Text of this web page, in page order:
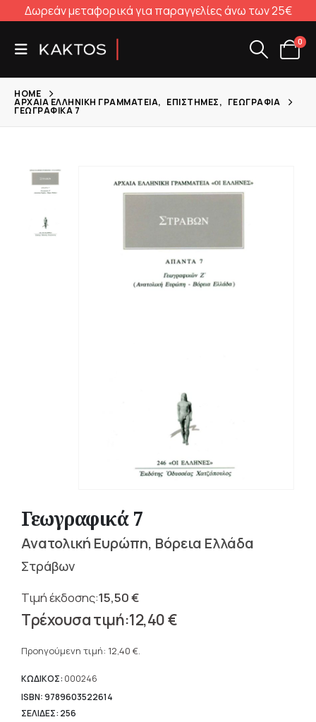
Δωρεάν μεταφορικά για παραγγελίες άνω των 25€
0
HOME
ΑΡΧΑΊΑ ΕΛΛΗΝΙΚΉ ΓΡΑΜΜΑΤΕΊΑ, ΕΠΙΣΤΉΜΕΣ, ΓΕΩΓΡΑΦΊΑ
ΓΕΩΓΡΑΦΙΚΆ 7
Γεωγραφικά 7
Ανατολική Ευρώπη, Βόρεια Ελλάδα
Στράβων
15,50€
Original
price
15,50 €.
12,40€
τρέχουσα
είναι:
12,40 €.
Προηγούμενη τιμή: 12,40 €.
ΚΩΔΙΚΟΣ: 000246
ISBN: 9789603522614
ΣΕΛΙΔΕΣ: 256